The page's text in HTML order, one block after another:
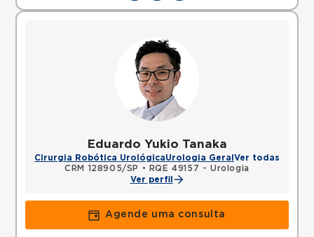
Eduardo Yukio Tanaka
Cirurgia Robótica UrológicaUrologia Geral Ver todas
CRM 128905/SP
•
RQE 49157 - Urologia
Ver perfil
Agende uma consulta